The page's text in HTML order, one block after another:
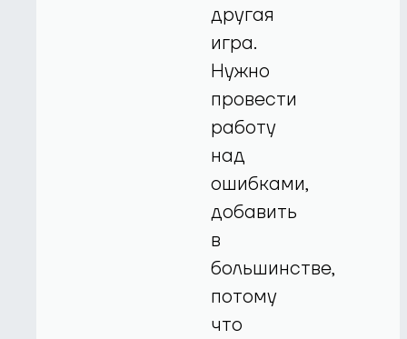
другая
игра.
Нужно
провести
работу
над
ошибками,
добавить
в
большинстве,
потому
что